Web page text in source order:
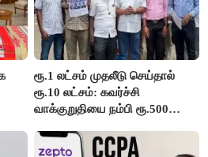
ரூ.1 லட்சம் முதலீடு செய்தால்
ரூ.10 லட்சம்: கவர்ச்சி
வாக்குறுதியை நம்பி ரூ.500
மக்கள்!